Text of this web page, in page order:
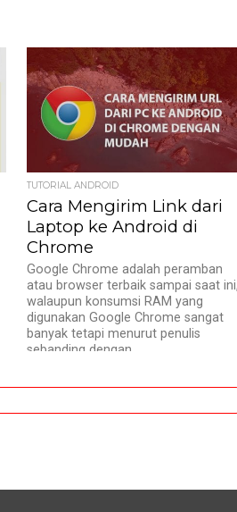
TUTORIAL ANDROID
Cara Mengirim Link dari
Laptop ke Android di
Chrome
Google Chrome adalah peramban
atau browser terbaik sampai saat
walaupun konsumsi RAM yang
digunakan Google Chrome sangat
banyak tetapi menurut penulis
sebanding dengan...